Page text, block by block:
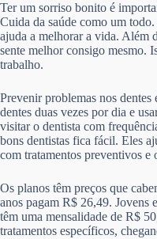
Ter um sorriso bonito é
Cuida da saúde como um
ajuda a melhorar a vida. Além
sente melhor consigo mesmo.
trabalho.
Prevenir problemas nos
dentes duas vezes por dia e
visitar o dentista com
bons dentistas fica fácil. Eles
com tratamentos preventivos e
Os planos têm preços que
anos pagam R$ 26,49. Jovens
têm uma mensalidade de R$
tratamentos específicos,